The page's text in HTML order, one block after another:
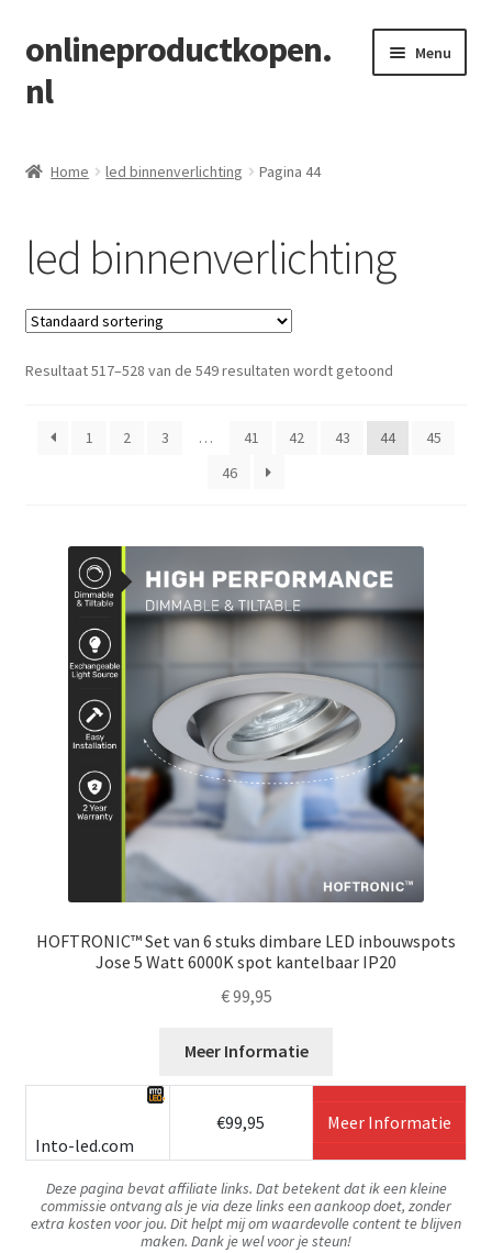
Ga
door
naar
Ga
naar
de
onlineproductkopen.
nl
Menu
https://vergeliking.nl/
Home led binnenverlichting Pagina 44
led binnenverlichting
Resultaat 517–528 van de 549 resultaten wordt getoond
1 2 3 … 41 42 43 44
45
46
HOFTRONIC™ Set van 6 stuks dimbare LED inbouwspots
Jose 5 Watt 6000K spot kantelbaar IP20
€99,95
Meer Informatie
Into-led.com
€99,95 Meer Informatie
Deze pagina bevat affiliate links. Dat betekent dat ik een kleine
commissie ontvang als je via deze links een aankoop doet, zonder
extra kosten voor jou. Dit helpt mij om waardevolle content te blijven
maken. Dank je wel voor je steun!